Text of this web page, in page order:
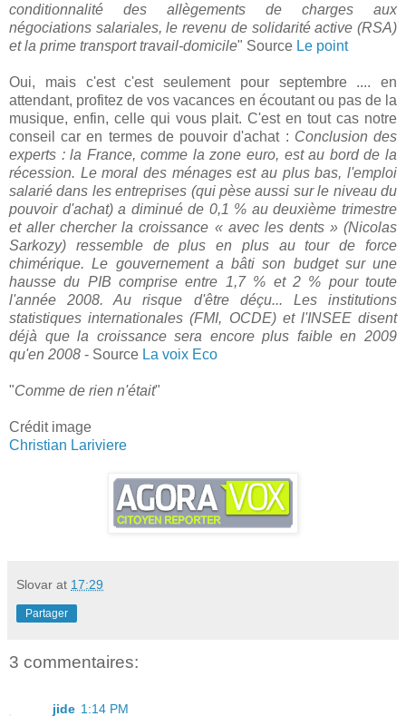
conditionnalité des allègements de charges aux
négociations salariales, le revenu de solidarité active (RSA)
et la prime transport travail-domicile" Source Le point
Oui, mais c'est c'est seulement pour septembre .... en
attendant, profitez de vos vacances en écoutant ou pas de la
musique, enfin, celle qui vous plait. C'est en tout cas notre
conseil car en termes de pouvoir d'achat : Conclusion des
experts : la France, comme la zone euro, est au bord de la
récession. Le moral des ménages est au plus bas, l'emploi
salarié dans les entreprises (qui pèse aussi sur le niveau du
pouvoir d'achat) a diminué de 0,1 % au deuxième trimestre
et aller chercher la croissance « avec les dents » (Nicolas
Sarkozy) ressemble de plus en plus au tour de force
chimérique. Le gouvernement a bâti son budget sur une
hausse du PIB comprise entre 1,7 % et 2 % pour toute
l'année 2008. Au risque d'être déçu... Les institutions
statistiques internationales (FMI, OCDE) et l'INSEE disent
déjà que la croissance sera encore plus faible en 2009
qu'en 2008 - Source La voix Eco
"Comme de rien n'était"
Crédit image
Christian Lariviere
Slovar at 17:29
Partager
3 commentaires:
jide 1:14 PM